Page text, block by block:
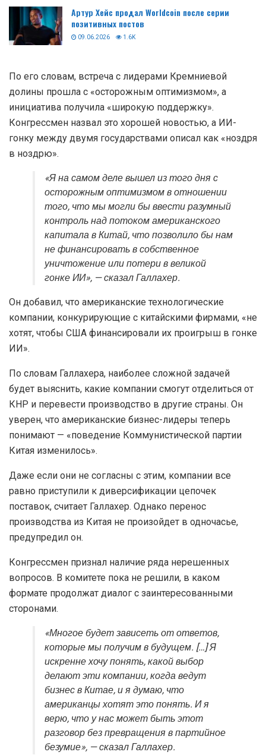
Артур Хейс продал Worldcoin после серии
позитивных постов
09.06.2026 1.6K
По его словам, встреча с лидерами Кремниевой
долины прошла с «осторожным оптимизмом», а
инициатива получила «широкую поддержку».
Конгрессмен назвал это хорошей новостью, а ИИ-
гонку между двумя государствами описал как «ноздря
в ноздрю».
«Я на самом деле вышел из того дня с
осторожным оптимизмом в отношении
того, что мы могли бы ввести разумный
контроль над потоком американского
капитала в Китай, что позволило бы нам
не финансировать в собственное
уничтожение или потери в великой
гонке ИИ», — сказал Галлахер.
Он добавил, что американские технологические
компании, конкурирующие с китайскими фирмами, «не
хотят, чтобы США финансировали их проигрыш в гонке
ИИ».
По словам Галлахера, наиболее сложной задачей
будет выяснить, какие компании смогут отделиться от
КНР и перевести производство в другие страны. Он
уверен, что американские бизнес-лидеры теперь
понимают — «поведение Коммунистической партии
Китая изменилось».
Даже если они не согласны с этим, компании все
равно приступили к диверсификации цепочек
поставок, считает Галлахер. Однако перенос
производства из Китая не произойдет в одночасье,
предупредил он.
Конгрессмен признал наличие ряда нерешенных
вопросов. В комитете пока не решили, в каком
формате продолжат диалог с заинтересованными
сторонами.
«Многое будет зависеть от ответов,
которые мы получим в будущем. […] Я
искренне хочу понять, какой выбор
делают эти компании, когда ведут
бизнес в Китае, и я думаю, что
американцы хотят это понять. И я
верю, что у нас может быть этот
разговор без превращения в партийное
безумие», — сказал Галлахер.